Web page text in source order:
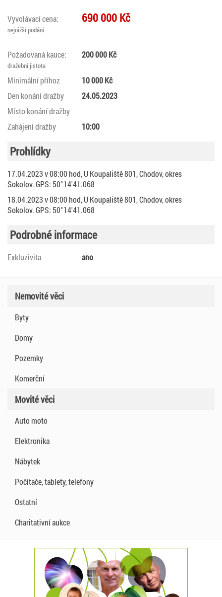
Vyvolávací cena:
nejnižší podání
690 000 Kč
Požadovaná kauce:
dražební jistota
200 000 Kč
Minimální příhoz
10 000 Kč
Den konání dražby
24.05.2023
Místo konání dražby
Zahájení dražby
10:00
Prohlídky
17.04.2023 v 08:00 hod, U Koupaliště 801, Chodov, okres
Sokolov. GPS: 50°14'41.068
18.04.2023 v 08:00 hod, U Koupaliště 801, Chodov, okres
Sokolov. GPS: 50°14'41.068
Podrobné informace
Exkluzivita ano
Nemovité věci
Byty
Domy
Pozemky
Komerční
Movité věci
Auto moto
Elektronika
Nábytek
Počítače, tablety, telefony
Ostatní
Charitativní aukce